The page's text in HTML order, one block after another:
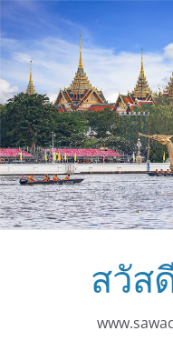
Skip
to
content
สวัส